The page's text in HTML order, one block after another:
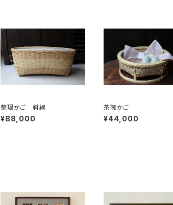
整理かご 斜線
¥88,000
茶碗かご
¥44,000